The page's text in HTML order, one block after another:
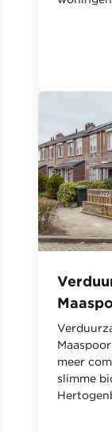
meer
slimme